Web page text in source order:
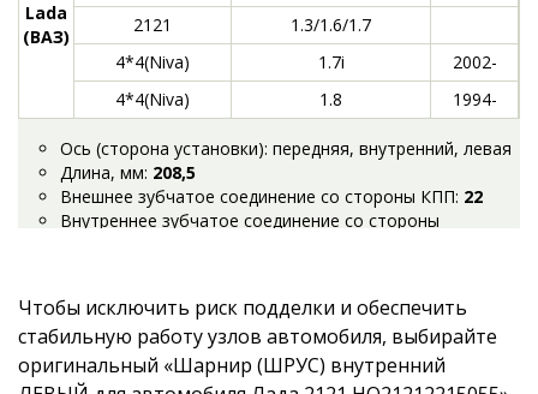
Lada
(ВАЗ)
2121
1.3/1.6/1.7
4*4(Niva)
1.7i
2002-
4*4(Niva)
1.8 1994-
Ось (сторона установки): передняя, внутренний, левая
Длина, мм: 208,5
Внешнее зубчатое соединение со стороны КПП: 22
Внутреннее зубчатое соединение со стороны
Чтобы исключить риск подделки и обеспечить
стабильную работу узлов автомобиля, выбирайте
оригинальный «Шарнир (ШРУС) внутренний